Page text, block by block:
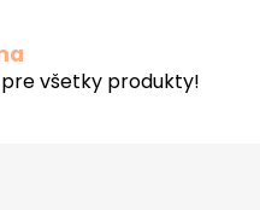
všetky produkty!